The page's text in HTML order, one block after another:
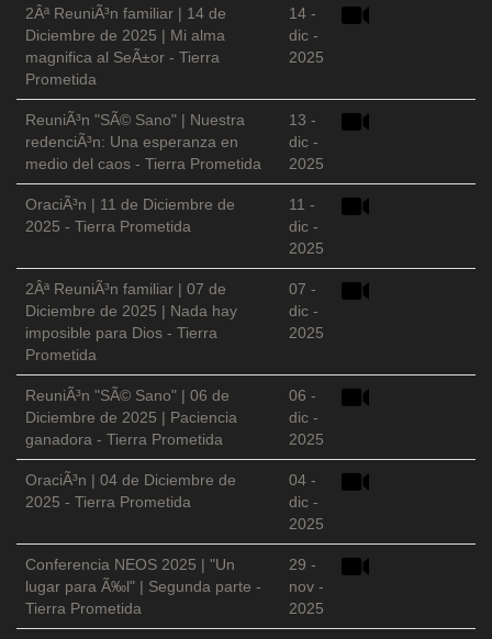
2Âª ReuniÃ³n familiar | 14 de
Diciembre de 2025 | Mi alma
magnifica al SeÃ±or - Tierra
Prometida
14 -
dic -
2025
ReuniÃ³n "SÃ© Sano" | Nuestra
redenciÃ³n: Una esperanza en
medio del caos - Tierra Prometida
13 -
dic -
2025
OraciÃ³n | 11 de Diciembre de
2025 - Tierra Prometida
11 -
dic -
2025
2Âª ReuniÃ³n familiar | 07 de
Diciembre de 2025 | Nada hay
imposible para Dios - Tierra
Prometida
07 -
dic -
2025
ReuniÃ³n "SÃ© Sano" | 06 de
Diciembre de 2025 | Paciencia
ganadora - Tierra Prometida
06 -
dic -
2025
OraciÃ³n | 04 de Diciembre de
2025 - Tierra Prometida
04 -
dic -
2025
Conferencia NEOS 2025 | "Un
lugar para Ã‰l" | Segunda parte -
Tierra Prometida
29 -
nov -
2025